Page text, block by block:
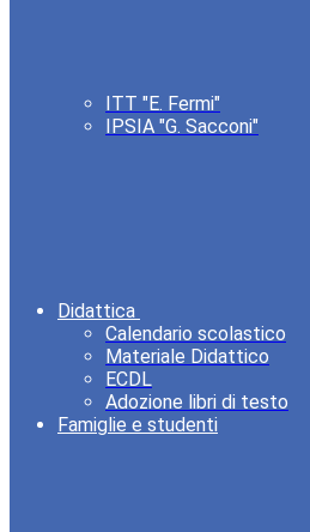
ITT "E. Fermi"
IPSIA "G. Sacconi"
Didattica
Calendario scolastico
Materiale Didattico
ECDL
Adozione libri di testo
Famiglie e studenti